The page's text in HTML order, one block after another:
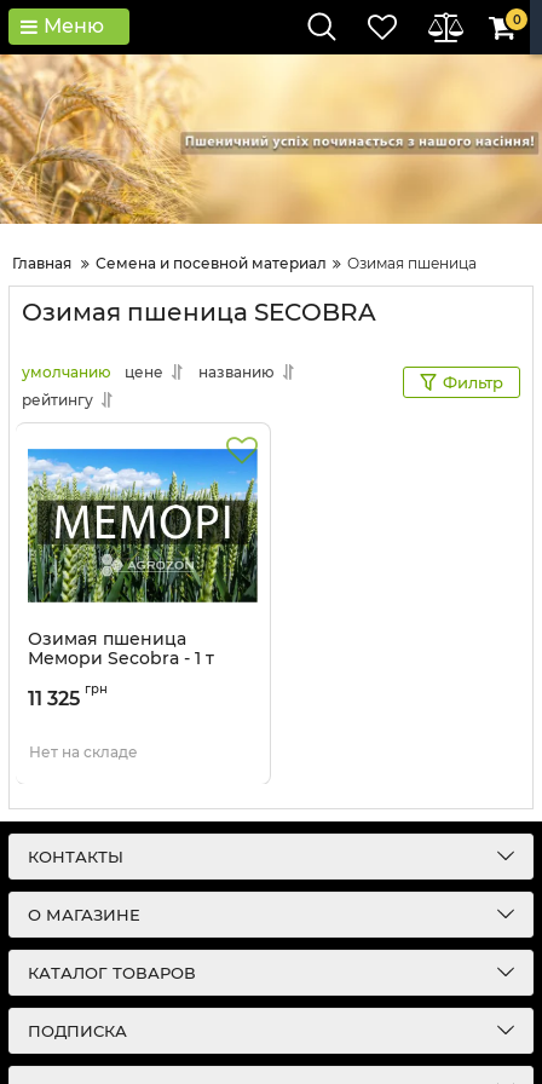
Меню 0
Главная Семена и посевной материал Озимая пшеница
Озимая пшеница SECOBRA
умолчанию цене
названию
рейтингу
Фильтр
Озимая пшеница
Мемори Secobra - 1 т
11 325 грн
Нет на складе
КОНТАКТЫ
О МАГАЗИНЕ
КАТАЛОГ ТОВАРОВ
ПОДПИСКА